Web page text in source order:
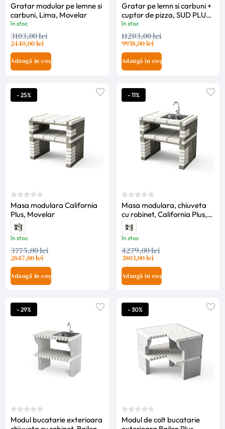
Gratar modular pe lemne si
carbuni, Lima, Movelar
în stoc
3103,00 lei
2440,00 lei
Adaugă în coș
Gratar pe lemn si carbuni +
cuptor de pizza, SUD PLUS,
Tuozi
în stoc
11203,00 lei
9958,00 lei
Adaugă în coș
- 25%
Masa modulara California
Plus, Movelar
în stoc
3775,00 lei
2847,00 lei
Adaugă în coș
- 11%
Masa modulara, chiuveta
cu robinet, California Plus,
Movelar
în stoc
4279,00 lei
3803,00 lei
Adaugă în coș
- 29%
Modul bucatarie exterioara
- 30%
Modul de colt bucatarie